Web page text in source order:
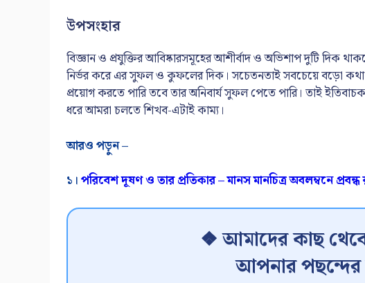
উপসংহার
বিজ্ঞান ও প্রযুক্তির আবিষ্কারসমূহের আশীর্বাদ ও অভিশাপ দুটি দিক
নির্ভর করে এর সুফল ও কুফলের দিক। সচেতনতাই সবচেয়ে বড়ো
প্রয়োগ করতে পারি তবে তার অনিবার্য সুফল পেতে পারি। তাই
ধরে আমরা চলতে শিখব-এটাই কাম্য।
আরও পড়ুন –
১।পরিবেশ দূষণ ও তার প্রতিকার – মানস মানচিত্র অবলম্বনে প্রবন্ধ
❖ আমাদের কাছ
আপনার